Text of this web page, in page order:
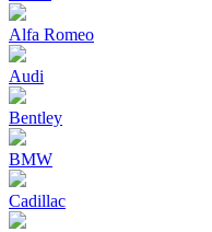
Alfa Romeo
Audi
Bentley
BMW
Cadillac